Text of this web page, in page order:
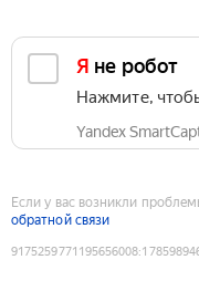
Я не робот
Нажмите,
Yandex
Если у вас возникли
обратной связи
9175259771195656008: